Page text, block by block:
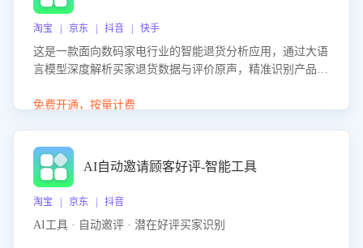
淘宝 | 京东 | 抖音 | 快手
这是一款面向数码家电行业的智能退货分析应用，通过大语
言模型深度解析买家退货数据与评价原声，精准识别产品质
改进建议，通过挖掘用户痛点驱动产品迭代，从根本上降低
免费开通，按量计费
AI自动邀请顾客好评-智能工具
淘宝 | 京东 | 抖音
AI工具 · 自动邀评 · 潜在好评买家识别